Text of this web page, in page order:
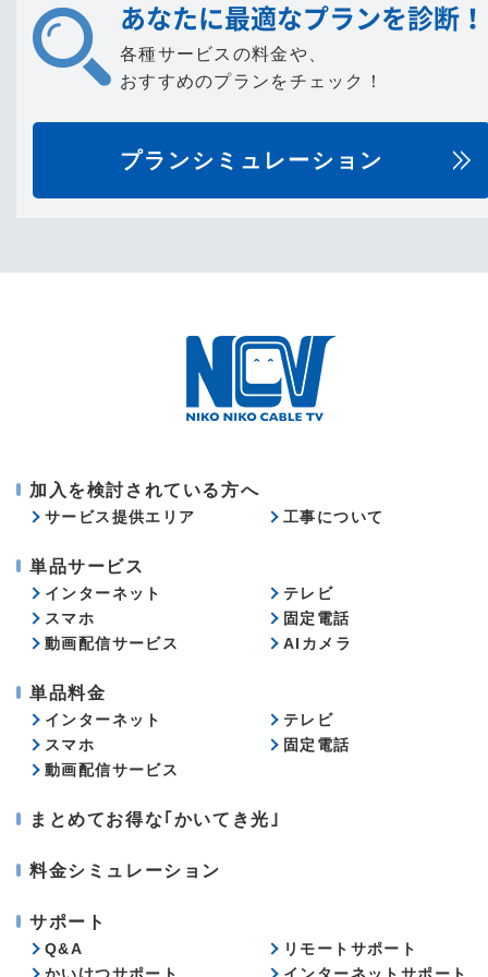
あなたに最適なプランを診断！
各種サービスの料金や、
おすすめのプランをチェック！
プランシミュレーション
加入を検討されている方へ
サービス提供エリア 工事について
単品サービス
インターネット
テレビ
スマホ
固定電話
動画配信サービス
AIカメラ
単品料金
インターネット
テレビ
スマホ
固定電話
動画配信サービス
まとめてお得な｢かいてき光｣
料金シミュレーション
サポート
Q&A
リモートサポート
かいけつサポート
インターネットサポート